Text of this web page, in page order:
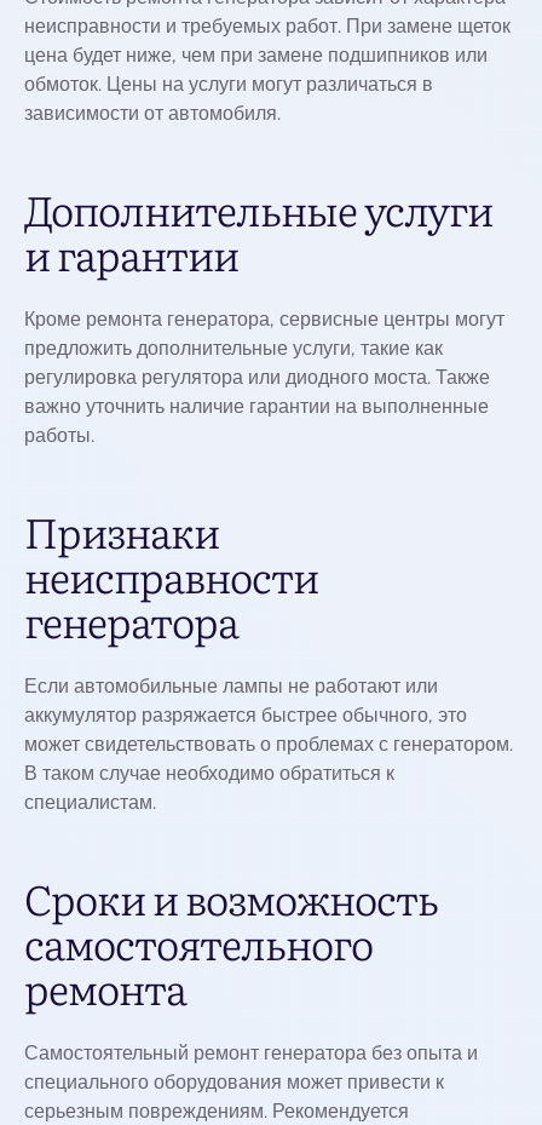
неисправности и требуемых работ. При замене щеток
цена будет ниже, чем при замене подшипников или
обмоток. Цены на услуги могут различаться в
зависимости от автомобиля.
Дополнительные услуги
и гарантии
Кроме ремонта генератора, сервисные центры могут
предложить дополнительные услуги, такие как
регулировка регулятора или диодного моста. Также
важно уточнить наличие гарантии на выполненные
работы.
Признаки
неисправности
генератора
Если автомобильные лампы не работают или
аккумулятор разряжается быстрее обычного, это
может свидетельствовать о проблемах с генератором.
В таком случае необходимо обратиться к
специалистам.
Сроки и возможность
самостоятельного
ремонта
Самостоятельный ремонт генератора без опыта и
специального оборудования может привести к
серьезным повреждениям. Рекомендуется